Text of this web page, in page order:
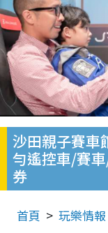
沙田親子賽車
勻遙控車/賽
券
首頁 玩樂情報